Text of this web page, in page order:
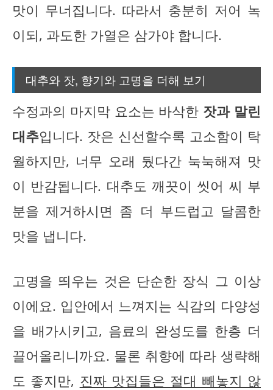
맛이 무너집니다. 따라서 충분히 저어 녹
이되, 과도한 가열은 삼가야 합니다.
대추와 잣, 향기와 고명을 더해 보기
수정과의 마지막 요소는 바삭한 잣과 말린
대추입니다. 잣은 신선할수록 고소함이 탁
월하지만, 너무 오래 뒀다간 눅눅해져 맛
이 반감됩니다. 대추도 깨끗이 씻어 씨 부
분을 제거하시면 좀 더 부드럽고 달콤한
맛을 냅니다.
고명을 띄우는 것은 단순한 장식 그 이상
이에요. 입안에서 느껴지는 식감의 다양성
을 배가시키고, 음료의 완성도를 한층 더
끌어올리니까요. 물론 취향에 따라 생략해
도 좋지만, 진짜 맛집들은 절대 빼놓지 않